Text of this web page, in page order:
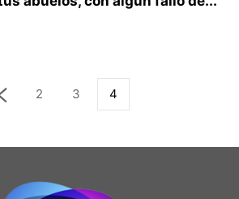
2 3 4